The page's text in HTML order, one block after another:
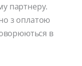
партнеру.
з оплатою
в